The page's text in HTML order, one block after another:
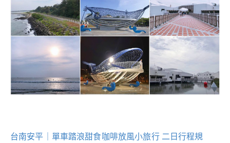
台南安平｜單車踏浪甜食咖啡放風小旅行 二日行程規